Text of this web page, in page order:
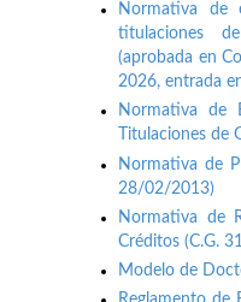
Normativa de
titulaciones
(aprobada en
2026, entrada
Normativa de
Titulaciones
Normativa de
28/02/2013)
Normativa de
Créditos (C.G.
Modelo de